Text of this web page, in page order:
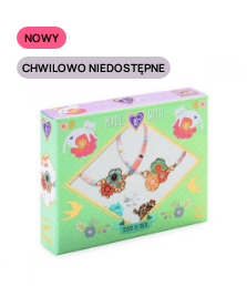
NOWY
CHWILOWO NIEDOSTĘPNE